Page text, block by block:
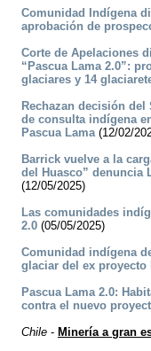
Comunidad Indígena
aprobación de
Corte de Apelaciones
“Pascua Lama 2.0”:
glaciares y 14
Rechazan decisión
de consulta indígena
Pascua Lama(12/02/
Barrick vuelve a la
del Huasco” denuncia
(12/05/2025)
Las comunidades
2.0 (05/05/2025)
Comunidad indígena
glaciar del ex proyecto
Pascua Lama 2.0:
contra el nuevo
Chile - Minería a gran